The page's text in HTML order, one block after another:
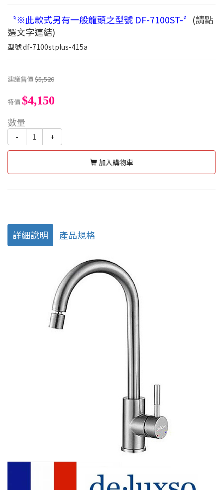
〝※此款式另有一般龍頭之型號 DF-7100ST-〞 (請點
選文字連結)
型號df-7100stplus-415a
建議售價$5,520
特價$4,150
數量
- +
加入購物車
詳細說明 產品規格